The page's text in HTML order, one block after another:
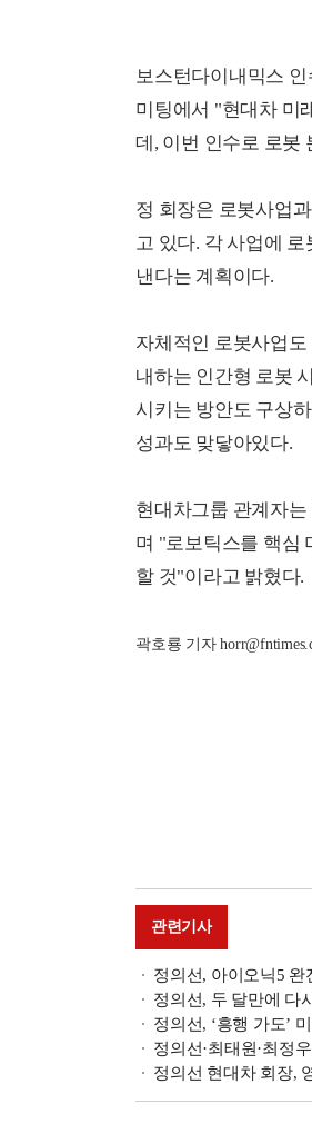
보스턴다이내믹스
미팅에서 "현대차 미
데, 이번 인수로 로봇
정 회장은 로봇사업
고 있다. 각 사업에
낸다는 계획이다.
자체적인 로봇사업
내하는 인간형 로봇
시키는 방안도 구상
성과도 맞닿아있다.
현대차그룹 관계자
며 "로보틱스를 핵심
할 것"이라고 밝혔다.
곽호룡 기자
관련기사
정의선, 아이오닉5
정의선, 두 달만에 다
정의선, ‘흥행 가도’
정의선·최태원·최정
정의선 현대차 회장,